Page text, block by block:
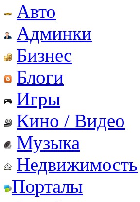
Авто
Админки
Бизнес
Блоги
Игры
Кино / Видео
Музыка
Недвижимость
Порталы